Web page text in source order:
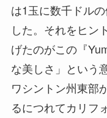
は1玉に数千ドル
した。それをヒン
げたのがこの『
な美しさ」という
ワシントン州東部
るにつれてカリフ